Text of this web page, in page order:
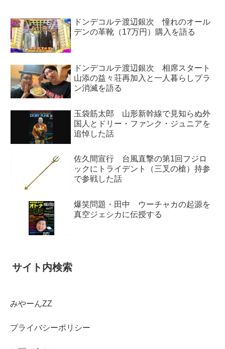
ドンデコルテ渡辺銀次 憧れのオール
デンの革靴（17万円）購入を語る
ドンデコルテ渡辺銀次 相席スタート
山添の益々荘再加入と一人暮らしプラ
ン消滅を語る
玉袋筋太郎 山形新幹線で見知らぬ外
国人とドリー・ファンク・ジュニアを
追悼した話
佐久間宣行 台風直撃の第1回フジロ
ックにトライデント（三叉の槍）持参
で参戦した話
爆笑問題・田中 ウーチャカの起源を
真空ジェシカに伝授する
サイト内検索
みやーんZZ
プライバシーポリシー